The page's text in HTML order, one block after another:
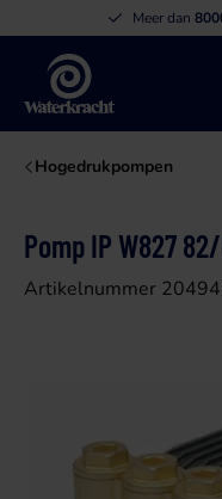
Meer dan
Waterkracht
Hogedrukpompen
Pomp IP W827
Artikelnummer